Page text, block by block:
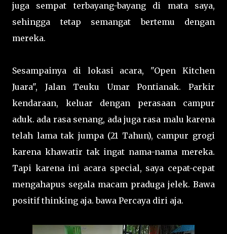
juga sempat terbayang-bayang di mata saya,
sehingga tetap semangat bertemu dengan
mereka.
Sesampainya di lokasi acara, "Open Kitchen
Juara", Jalan Teuku Umar Pontianak. Parkir
kendaraan, keluar dengan perasaan campur
aduk. ada rasa senang, ada juga rasa malu karena
telah lama tak jumpa (21 Tahun), campur grogi
karena khawatir tak ingat nama-nama mereka.
Tapi karena ini acara special, saya cepat-cepat
mengahapus segala macam praduga jelek. Bawa
positif thinking aja. bawa Percaya diri aja.